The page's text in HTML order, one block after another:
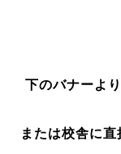
下のバナーよ
または校舎に